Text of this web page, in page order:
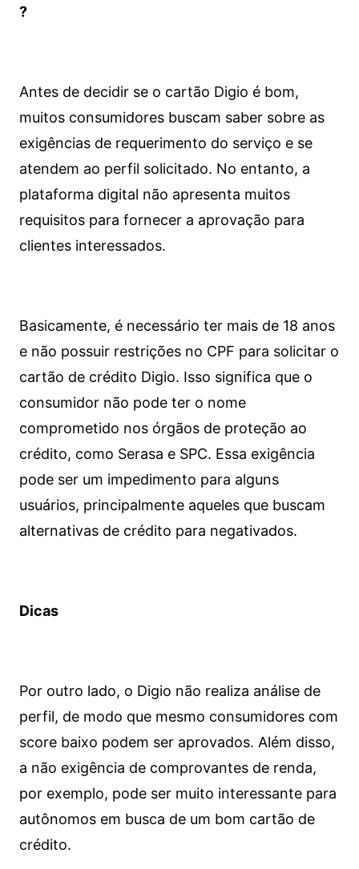
?
Antes de decidir se o cartão Digio é bom,
muitos consumidores buscam saber sobre as
exigências de requerimento do serviço e se
atendem ao perfil solicitado. No entanto, a
plataforma digital não apresenta muitos
requisitos para fornecer a aprovação para
clientes interessados.
Basicamente, é necessário ter mais de 18 anos
e não possuir restrições no CPF para solicitar o
cartão de crédito Digio. Isso significa que o
consumidor não pode ter o nome
comprometido nos órgãos de proteção ao
crédito, como Serasa e SPC. Essa exigência
pode ser um impedimento para alguns
usuários, principalmente aqueles que buscam
alternativas de crédito para negativados.
Dicas
Por outro lado, o Digio não realiza análise de
perfil, de modo que mesmo consumidores com
score baixo podem ser aprovados. Além disso,
a não exigência de comprovantes de renda,
por exemplo, pode ser muito interessante para
autônomos em busca de um bom cartão de
crédito.